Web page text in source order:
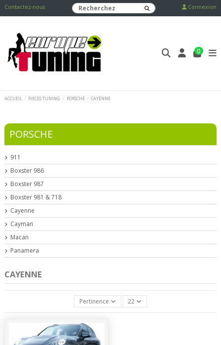
Contactez-nous Connexion
0
ACCUEIL PIECES TUNING PORSCHE CAYENNE
CAYENNE
Pertinence 22
PORSCHE
911
Boxster 986
Boxster 987
Boxster 981 & 718
Cayenne
Cayman
Macan
Panamera